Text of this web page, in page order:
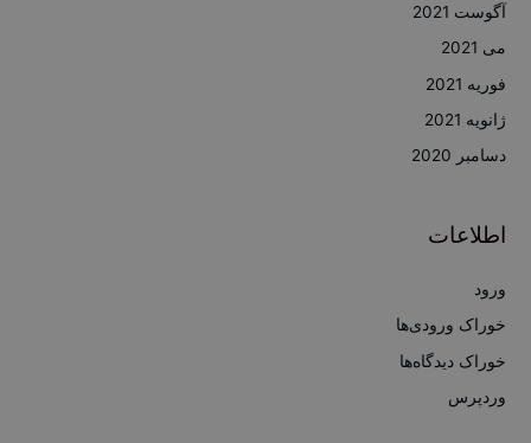
آگوست 2021
می 2021
فوریه 2021
ژانویه 2021
دسامبر 2020
اطلاعات
ورود
خوراک ورودی‌ها
خوراک دیدگاه‌ها
وردپرس